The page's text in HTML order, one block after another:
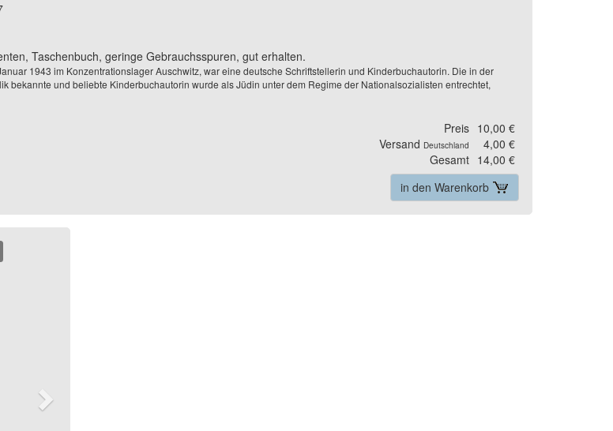
Taschenbuch, geringe Gebrauchsspuren, gut erhalten.
1943 im Konzentrationslager Auschwitz, war eine deutsche Schriftstellerin und Kinderbuchautorin. Die in der
bekannte und beliebte Kinderbuchautorin wurde als Jüdin unter dem Regime der Nationalsozialisten entrechtet,
Preis 10,00 €
Versand Deutschland
4,00 €
Gesamt 14,00 €
in den Warenkorb